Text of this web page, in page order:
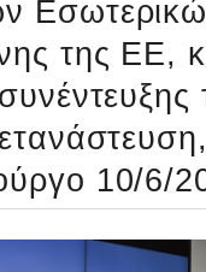
της ΕΕ,
10/6/